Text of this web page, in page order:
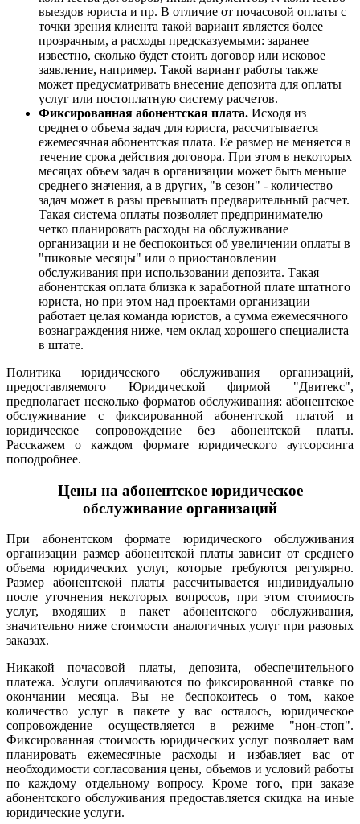
выездов юриста и пр. В отличие от почасовой оплаты с
точки зрения клиента такой вариант является более
прозрачным, а расходы предсказуемыми: заранее
известно, сколько будет стоить договор или исковое
заявление, например. Такой вариант работы также
может предусматривать внесение депозита для оплаты
услуг или постоплатную систему расчетов.
Фиксированная абонентская плата. Исходя из
среднего объема задач для юриста, рассчитывается
ежемесячная абонентская плата. Ее размер не меняется в
течение срока действия договора. При этом в некоторых
месяцах объем задач в организации может быть меньше
среднего значения, а в других, "в сезон" - количество
задач может в разы превышать предварительный расчет.
Такая система оплаты позволяет предпринимателю
четко планировать расходы на обслуживание
организации и не беспокоиться об увеличении оплаты в
"пиковые месяцы" или о приостановлении
обслуживания при использовании депозита. Такая
абонентская оплата близка к заработной плате штатного
юриста, но при этом над проектами организации
работает целая команда юристов, а сумма ежемесячного
вознаграждения ниже, чем оклад хорошего специалиста
в штате.
Политика юридического обслуживания организаций,
предоставляемого Юридической фирмой "Двитекс",
предполагает несколько форматов обслуживания: абонентское
обслуживание с фиксированной абонентской платой и
юридическое сопровождение без абонентской платы.
Расскажем о каждом формате юридического аутсорсинга
поподробнее.
Цены на абонентское юридическое
обслуживание организаций
При абонентском формате юридического обслуживания
организации размер абонентской платы зависит от среднего
объема юридических услуг, которые требуются регулярно.
Размер абонентской платы рассчитывается индивидуально
после уточнения некоторых вопросов, при этом стоимость
услуг, входящих в пакет абонентского обслуживания,
значительно ниже стоимости аналогичных услуг при разовых
заказах.
Никакой почасовой платы, депозита, обеспечительного
платежа. Услуги оплачиваются по фиксированной ставке по
окончании месяца. Вы не беспокоитесь о том, какое
количество услуг в пакете у вас осталось, юридическое
сопровождение осуществляется в режиме "нон-стоп".
Фиксированная стоимость юридических услуг позволяет вам
планировать ежемесячные расходы и избавляет вас от
необходимости согласования цены, объемов и условий работы
по каждому отдельному вопросу. Кроме того, при заказе
абонентского обслуживания предоставляется скидка на иные
юридические услуги.